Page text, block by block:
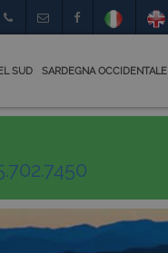
SUD SARDEGNA OCCIDENTALE